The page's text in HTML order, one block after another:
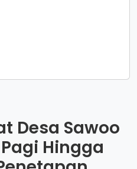
Desa Sawoo
Hingga